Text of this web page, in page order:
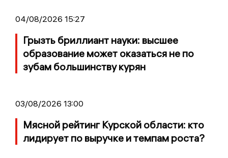
04/08/2026 15:27
Грызть бриллиант науки: высшее
образование может оказаться не по
зубам большинству курян
03/08/2026 13:00
Мясной рейтинг Курской области: кто
лидирует по выручке и темпам роста?